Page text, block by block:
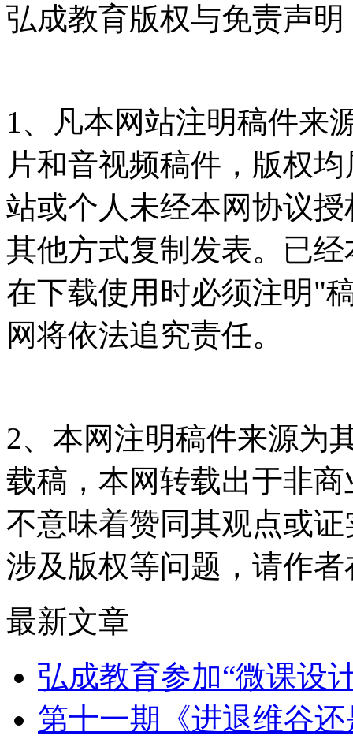
弘成教育版权与免责声明
1、凡本网站注明稿件来
片和音视频稿件，版权
站或个人未经本网协议
其他方式复制发表。已
在下载使用时必须注明"
网将依法追究责任。
2、本网注明稿件来源为
载稿，本网转载出于非
不意味着赞同其观点或
涉及版权等问题，请作
最新文章
弘成教育参加“微课设
第十一期《进退维谷